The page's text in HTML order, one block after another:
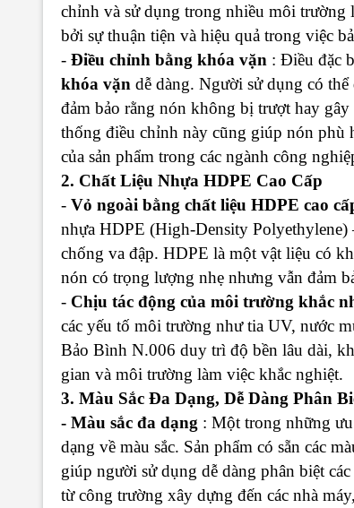
chỉnh và sử dụng trong nhiều môi trường
bởi sự thuận tiện và hiệu quả trong việc
- Điều chỉnh bằng khóa vặn : Điều đặc
khóa vặn dễ dàng. Người sử dụng có
đảm bảo rằng nón không bị trượt hay
thống điều chỉnh này cũng giúp nón
của sản phẩm trong các ngành công
2. Chất Liệu Nhựa HDPE Cao Cấp
- Vỏ ngoài bằng chất liệu HDPE cao
nhựa HDPE (High-Density Polyethylene)
chống va đập. HDPE là một vật liệu có
nón có trọng lượng nhẹ nhưng vẫn đảm
- Chịu tác động của môi trường khắc
các yếu tố môi trường như tia UV, nước
Bảo Bình N.006 duy trì độ bền lâu dài,
gian và môi trường làm việc khắc nghiệt.
3. Màu Sắc Đa Dạng, Dễ Dàng Phân
- Màu sắc đa dạng : Một trong những
dạng về màu sắc. Sản phẩm có sẵn các
giúp người sử dụng dễ dàng phân biệt
từ công trường xây dựng đến các nhà